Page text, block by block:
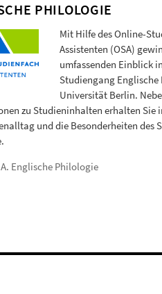
PHILOLOGIE
Mit Hilfe des Online-
Assistenten (OSA)
umfassenden Einblick
Studiengang Englische
Universität Berlin.
zu Studieninhalten erhalten Sie
und die Besonderheiten des
Englische Philologie